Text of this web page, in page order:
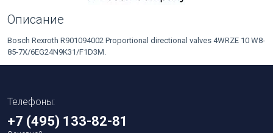
Описание
Bosch Rexroth R901094002 Proportional directional valves 4WRZE 10 W8-
85-7X/6EG24N9K31/F1D3M.
Телефоны:
+7 (495) 133-82-81